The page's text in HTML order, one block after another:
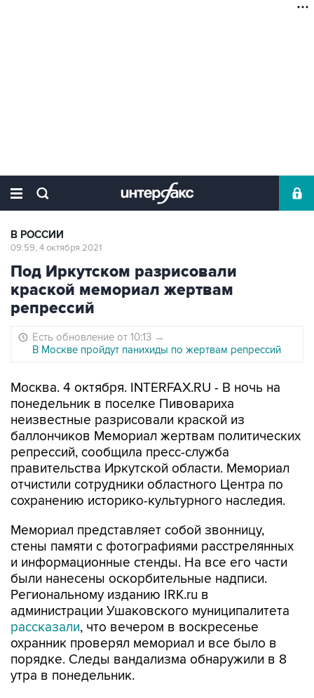
В РОССИИ
09:59, 4 октября 2021
Под Иркутском разрисовали
краской мемориал жертвам
репрессий
Есть обновление от 10:13 →
В Москве пройдут панихиды по жертвам репрессий
Москва. 4 октября. INTERFAX.RU - В ночь на
понедельник в поселке Пивовариха
неизвестные разрисовали краской из
баллончиков Мемориал жертвам политических
репрессий, сообщила пресс-служба
правительства Иркутской области. Мемориал
отчистили сотрудники областного Центра по
сохранению историко-культурного наследия.
Мемориал представляет собой звонницу,
стены памяти с фотографиями расстрелянных
и информационные стенды. На все его части
были нанесены оскорбительные надписи.
Региональному изданию IRK.ru в
администрации Ушаковского муниципалитета
рассказали, что вечером в воскресенье
охранник проверял мемориал и все было в
порядке. Следы вандализма обнаружили в 8
утра в понедельник.